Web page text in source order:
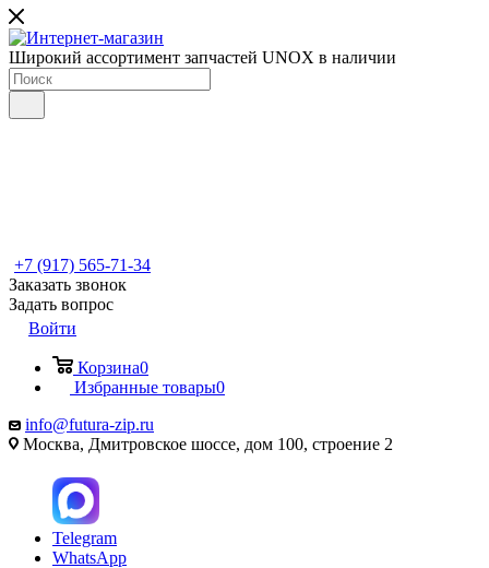
Широкий ассортимент запчастей UNOX в наличии
+7 (917) 565-71-34
Заказать звонок
Задать вопрос
Войти
Корзина0
Избранные товары0
info@futura-zip.ru
Москва, Дмитровское шоссе, дом 100, строение 2
Telegram
WhatsApp